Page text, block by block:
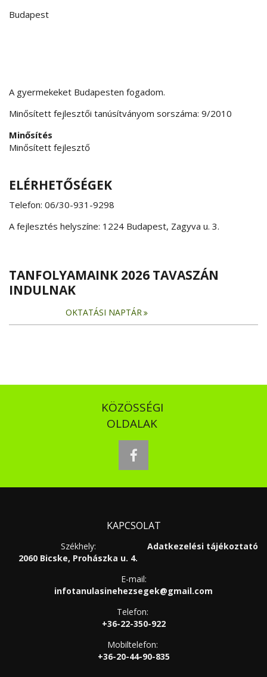
Budapest
A gyermekeket Budapesten fogadom.
Minősített fejlesztői tanúsítványom sorszáma: 9/2010
Minősítés
Minősített fejlesztő
ELÉRHETŐSÉGEK
Telefon: 06/30-931-9298
A fejlesztés helyszíne: 1224 Budapest, Zagyva u. 3.
TANFOLYAMAINK 2026 TAVASZÁN
INDULNAK
OKTATÁSI NAPTÁR
KÖZÖSSÉGI
OLDALAK
facebook
KAPCSOLAT
Adatkezelési tájékoztató
Székhely:
2060 Bicske, Prohászka u. 4.
E-mail:
infotanulasinehezsegek@gmail.com
Telefon:
+36-22-350-922
Mobiltelefon:
+36-20-44-90-835